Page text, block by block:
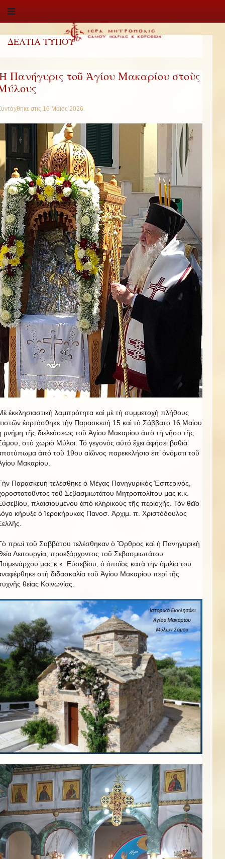
ΔΕΛΤΙΑ ΤΥΠΟΥ
Πανήγυρις τοῦ Ἁγίου Μακαρίου στοὺς
στις 16 Μαϊος 2026.
ἐκκλησιαστικὴ λαμπρότητα καὶ μὲ τὴ συμμετοχὴ πλήθους
ἑορτάσθηκε τὴν Παρασκευή 15 καὶ τὸ Σάββατο 16 Μαΐου
μνήμη τῆς διελεύσεως τοῦ Ἁγίου Μακαρίου ἀπὸ τὴ νῆσο τῆς
στὸ χωριὸ Μύλοι. Τό γεγονὸς αὐτό ἔχει ἀφήσει βαθιὰ
ἀπό τοῦ 19ου αἰῶνος παρεκκλήσιο ἐπ’ ὀνόματι τοῦ
Μακαρίου.
Παρασκευή τελέσθηκε ὁ Μέγας Πανηγυρικὸς Ἑσπερινός,
τοῦ Σεβασμιωτάτου Μητροπολίτου μας κ.κ.
πλαισιουμένου ἀπὸ κληρικοὺς τῆς περιοχῆς. Τόν θεῖο
κήρυξε ὁ Ἱεροκήρυκας Πανοσ. Ἀρχιμ. π. Χριστόδουλος
πρωὶ τοῦ Σαββάτου τελέσθηκαν ὁ Ὄρθρος καὶ ἡ Πανηγυρικὴ
Λειτουργία, προεξάρχοντος τοῦ Σεβασμιωτάτου
μας κ.κ. Εὐσεβίου, ὁ ὁποῖος κατὰ τὴν ὁμιλία του
στὴ διδασκαλία τοῦ Ἁγίου Μακαρίου περί τῆς
θείας Κοινωνίας.